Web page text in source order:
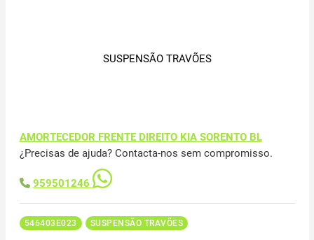
SUSPENSÃO TRAVÕES
AMORTECEDOR FRENTE DIREITO KIA SORENTO BL
¿Precisas de ajuda? Contacta-nos sem compromisso.
959501246
546403E023 SUSPENSÃO TRAVÕES